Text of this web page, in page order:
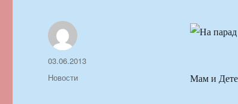
Мам и
Автор
Опубликовано
03.06.2013
Рубрики
Новости